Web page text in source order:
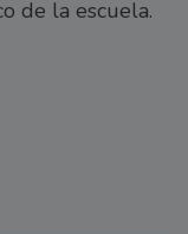
de la escuela.